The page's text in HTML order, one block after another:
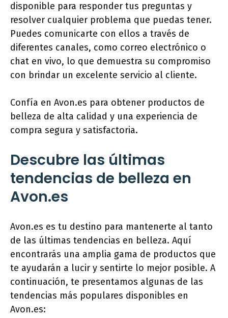
disponible para responder tus preguntas y
resolver cualquier problema que puedas tener.
Puedes comunicarte con ellos a través de
diferentes canales, como correo electrónico o
chat en vivo, lo que demuestra su compromiso
con brindar un excelente servicio al cliente.
Confía en Avon.es para obtener productos de
belleza de alta calidad y una experiencia de
compra segura y satisfactoria.
Descubre las últimas
tendencias de belleza en
Avon.es
Avon.es es tu destino para mantenerte al tanto
de las últimas tendencias en belleza. Aquí
encontrarás una amplia gama de productos que
te ayudarán a lucir y sentirte lo mejor posible. A
continuación, te presentamos algunas de las
tendencias más populares disponibles en
Avon.es: